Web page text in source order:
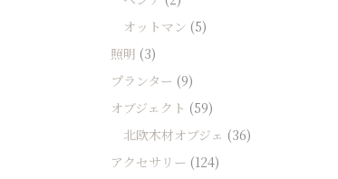
オットマン (5)
照明 (3)
プランター (9)
オブジェクト (59)
北欧木材オブジェ (36)
アクセサリー (124)